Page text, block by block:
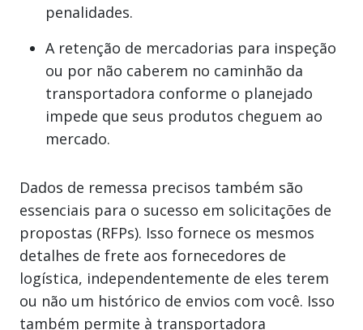
penalidades.
A retenção de mercadorias para inspeção
ou por não caberem no caminhão da
transportadora conforme o planejado
impede que seus produtos cheguem ao
mercado.
Dados de remessa precisos também são
essenciais para o sucesso em solicitações de
propostas (RFPs). Isso fornece os mesmos
detalhes de frete aos fornecedores de
logística, independentemente de eles terem
ou não um histórico de envios com você. Isso
também permite à transportadora